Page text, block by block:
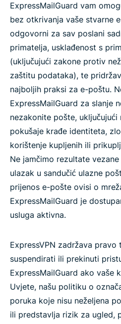
ExpressMailGuard vam
bez otkrivanja vaše stvarne
odgovorni za sav poslani
primatelja, usklađenost s
(uključujući zakone protiv
zaštitu podataka), te
najboljih praksi za e-poštu.
ExpressMailGuard za slanje
nezakonite pošte,
pokušaje krađe identiteta,
korištenje kupljenih ili
Ne jamčimo rezultate
ulazak u sandučić ulazne
prijenos e-pošte ovisi o
ExpressMailGuard je
usluga aktivna.
ExpressVPN zadržava
suspendirati ili prekinuti
ExpressMailGuard ako vaše
Uvjete, našu politiku o
poruka koje nisu neželjena
ili predstavlja rizik za ugled,